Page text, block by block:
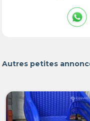
Autres petites